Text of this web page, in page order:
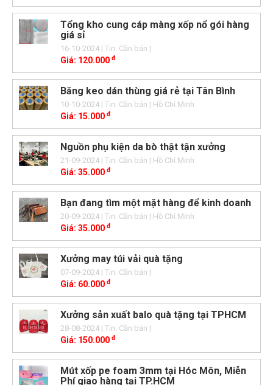
Tổng kho cung cáp màng xốp nổ gói hàng
giá sỉ
16-10-2024| Tin: Cần bán |
Giá: 120.000 đ
Băng keo dán thùng giá rẻ tại Tân Bình
10-10-2024| Tin: Cần bán | Hồ Chí Minh
Giá: 15.000 đ
Nguồn phụ kiện da bò thật tận xưởng
21-09-2024| Tin: Cần bán | Hồ Chí Minh
Giá: 35.000 đ
Bạn đang tìm một mặt hàng để kinh doanh
20-09-2024| Tin: Cần bán | Hồ Chí Minh
Giá: 35.000 đ
Xưởng may túi vải quà tặng
07-09-2024| Tin: Cần bán |
Giá: 60.000 đ
Xưởng sản xuất balo quà tặng tại TPHCM
28-08-2024| Tin: Cần bán |
Giá: 150.000 đ
Mút xốp pe foam 3mm tại Hóc Môn, Miễn
Phí giao hàng tại TP.HCM